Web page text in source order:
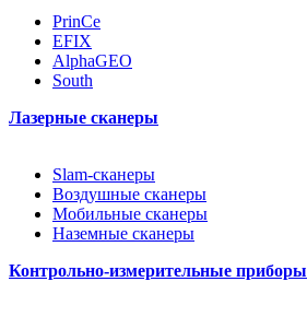
PrinCe
EFIX
AlphaGEO
South
Лазерные сканеры
Slam-сканеры
Воздушные сканеры
Мобильные сканеры
Наземные сканеры
Контрольно-измерительные приборы